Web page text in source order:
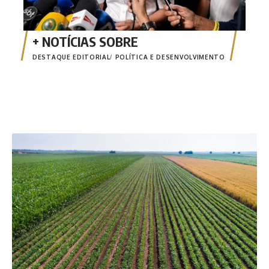
DESTAQUE EDITORIAL POLÍTICA E DESENVOLVIMENTO